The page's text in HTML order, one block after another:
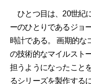
ひとつ目は、20世紀
ーのひとりであるジョ
時計である。 画期的な
の技術的なマイルスト
担うようになったこと
るシリーズを製作する